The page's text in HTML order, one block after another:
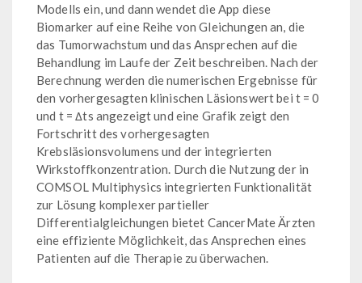
Modells ein, und dann wendet die App diese
Biomarker auf eine Reihe von Gleichungen an, die
das Tumorwachstum und das Ansprechen auf die
Behandlung im Laufe der Zeit beschreiben. Nach der
Berechnung werden die numerischen Ergebnisse für
den vorhergesagten klinischen Läsionswert bei t = 0
und t = Δts angezeigt und eine Grafik zeigt den
Fortschritt des vorhergesagten
Krebsläsionsvolumens und der integrierten
Wirkstoffkonzentration. Durch die Nutzung der in
COMSOL Multiphysics integrierten Funktionalität
zur Lösung komplexer partieller
Differentialgleichungen bietet CancerMate Ärzten
eine effiziente Möglichkeit, das Ansprechen eines
Patienten auf die Therapie zu überwachen.